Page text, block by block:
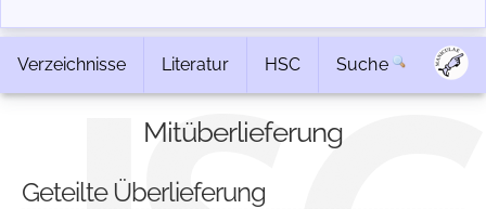
Verzeichnisse Literatur HSC Suche
Mitüberlieferung
Geteilte Überlieferung